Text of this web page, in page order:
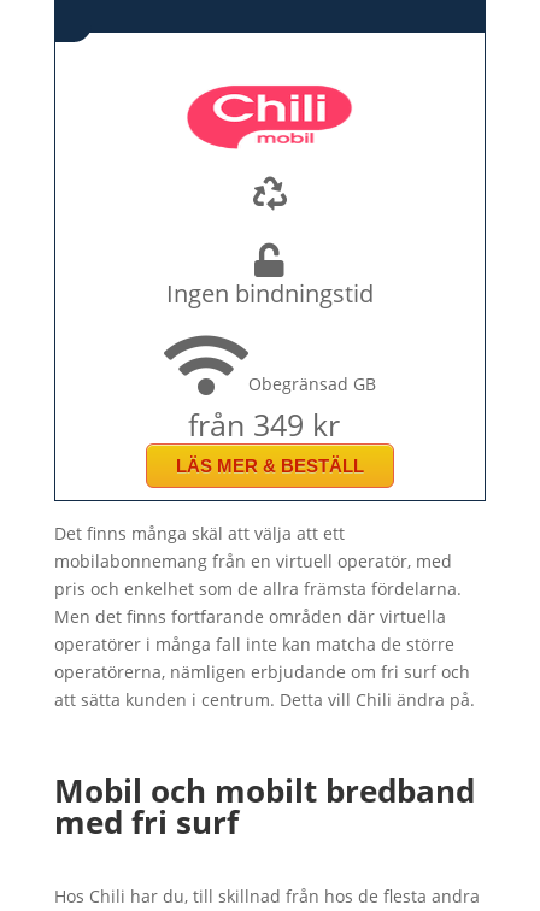
Ingen bindningstid
Obegränsad GB
från 349 kr
LÄS MER & BESTÄLL
Det finns många skäl att välja att ett
mobilabonnemang från en virtuell operatör, med
pris och enkelhet som de allra främsta fördelarna.
Men det finns fortfarande områden där virtuella
operatörer i många fall inte kan matcha de större
operatörerna, nämligen erbjudande om fri surf och
att sätta kunden i centrum. Detta vill Chili ändra på.
Mobil och mobilt bredband
med fri surf
Hos Chili har du, till skillnad från hos de flesta andra